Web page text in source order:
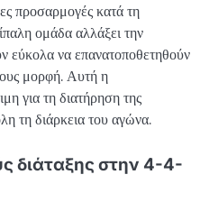
προσαρμογές κατά τη
ομάδα αλλάξει την
εύκολα να επανατοποθετηθούν
μορφή. Αυτή η
για τη διατήρηση της
τη διάρκεια του αγώνα.
διάταξης στην 4-4-